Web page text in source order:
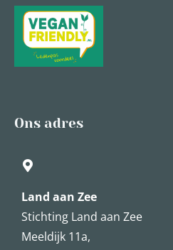
Ons adres
Land aan Zee
Stichting Land aan Zee
Meeldijk 11a,